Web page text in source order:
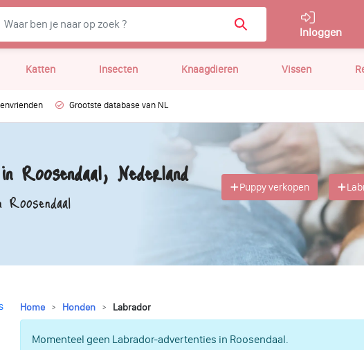
Inloggen
Katten Insecten Knaagdieren Vissen
Grootste database van NL
Nederland Puppy verkopen
Home Honden Labrador
Momenteel geen Labrador-advertenties in Roosendaal.